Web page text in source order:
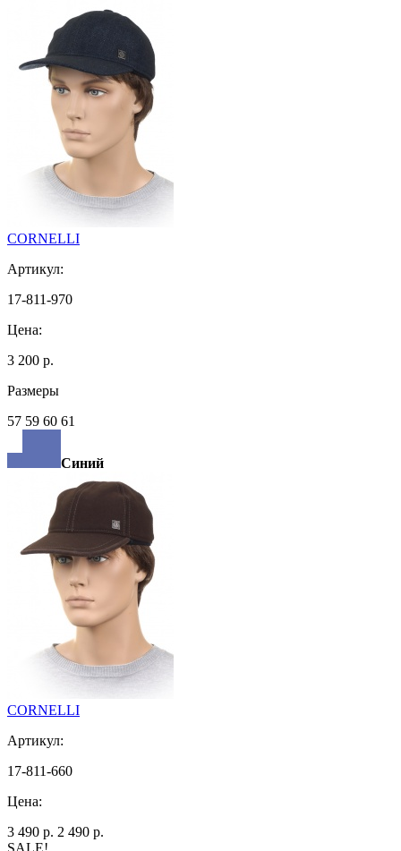
CORNELLI
Артикул:
17-811-970
Цена:
3 200 р.
Размеры
57 59 60 61
Синий
CORNELLI
Артикул:
17-811-660
Цена:
3 490 р. 2 490 р.
SALE!